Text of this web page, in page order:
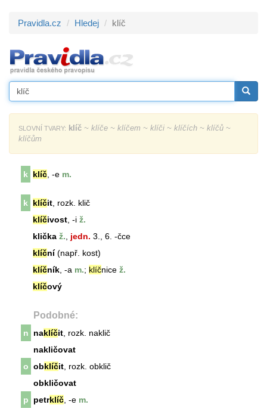
Pravidla.cz Hledej klíč
SLOVNÍ TVARY: klíč ~ klíče ~ klíčem ~ klíči ~ klíčích ~ klíčů ~
klíčům
k klíč , -e m.
k klíčit , rozk. klič
klíčivost , -i ž.
klička ž. jedn. 3., 6. -čce
klíční(např. kost)
klíčník , -a m.; klíčnice ž.
klíčový
Podobné:
n naklíčit , rozk. naklič
nakličovat
o obklíčit , rozk. obklič
obkličovat
p
petrklíč , -e m.